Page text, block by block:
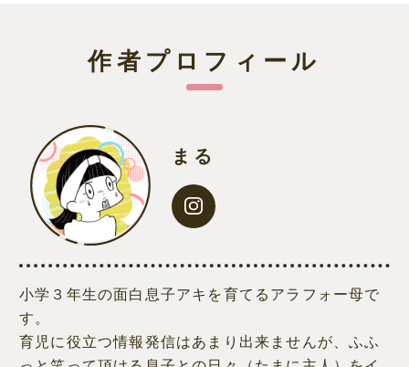
作者プロフィール
まる
小学３年生の面白息子アキを育てるアラフォー母で
す。
育児に役立つ情報発信はあまり出来ませんが、ふふ